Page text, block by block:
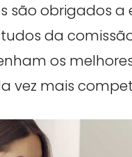
são obrigados
da
os
vez mais